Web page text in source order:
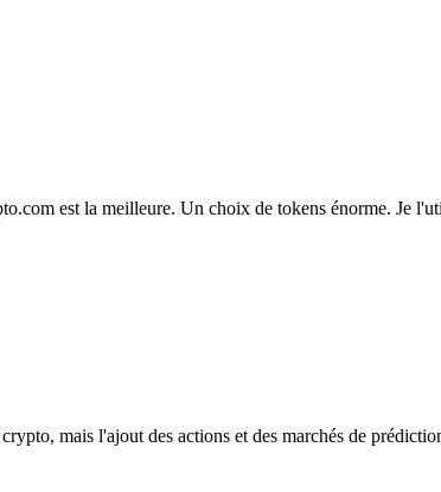
est la meilleure. Un choix de tokens énorme. Je
mais l'ajout des actions et des marchés de